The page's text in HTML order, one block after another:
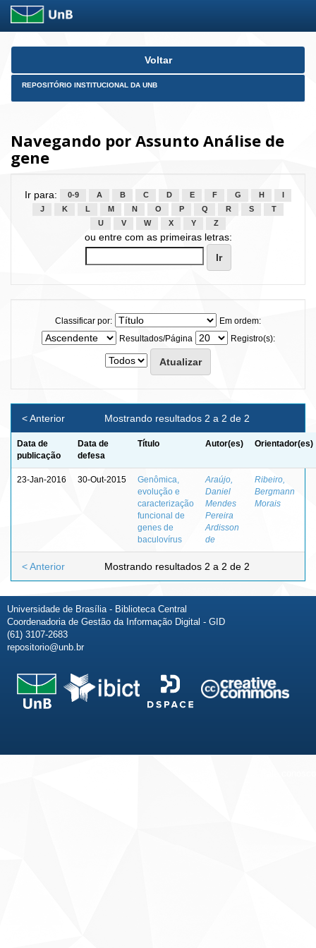
Skip
Voltar
REPOSITÓRIO INSTITUCIONAL DA UNB
Navegando por Assunto Análise de
gene
Ir para: 0-9 A B C D E F G H
J
K L M N O P Q R S
T
U
V W X Y Z
ou entre com as primeiras letras:
Classificar por:
Em ordem:
Resultados/Página
Registro(s):
Mostrando resultados 2 a 2 de 2
< Anterior
Data de
publicação
Data de
defesa
Título Autor(es) Orientador(es)
23-Jan-2016 30-Out-2015
Genômica,
evolução e
caracterização
funcional de
genes de
baculovírus
Araújo,
Daniel
Mendes
Pereira
Ardisson
de
Ribeiro,
Bergmann
Morais
Mostrando resultados 2 a 2 de 2
< Anterior
Universidade de Brasília - Biblioteca Central
Coordenadoria de Gestão da Informação Digital - GID
(61) 3107-2683
repositorio@unb.br